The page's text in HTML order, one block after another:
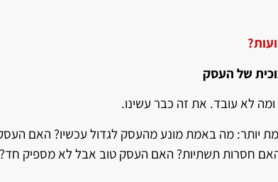
?
לא עובד. את זה כבר עשינו.
יותר: מה באמת מונע מהעסק לגדול עכשיו? האם העסק
חסרות תשתיות? האם העסק טוב אבל לא מספיק חד?